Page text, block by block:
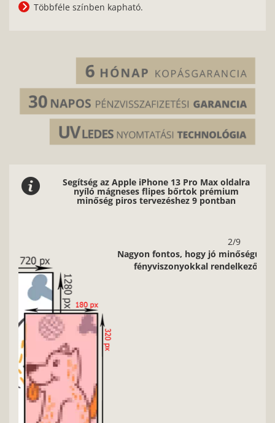
Többféle színben kapható.
Segítség az Apple iPhone 13 Pro Max oldalra
nyíló mágneses flipes bőrtok prémium
minőség piros tervezéshez 9 pontban